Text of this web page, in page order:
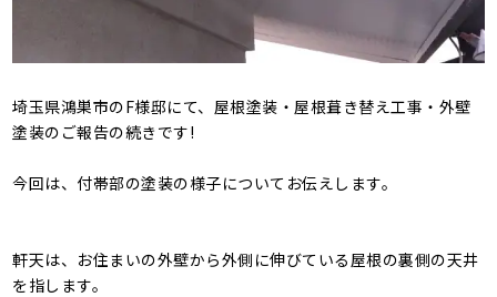
埼玉県鴻巣市のF様邸にて、屋根塗装・屋根葺き替え工事・外壁
塗装のご報告の続きです!
今回は、付帯部の塗装の様子についてお伝えします。
軒天は、お住まいの外壁から外側に伸びている屋根の裏側の天井
を指します。